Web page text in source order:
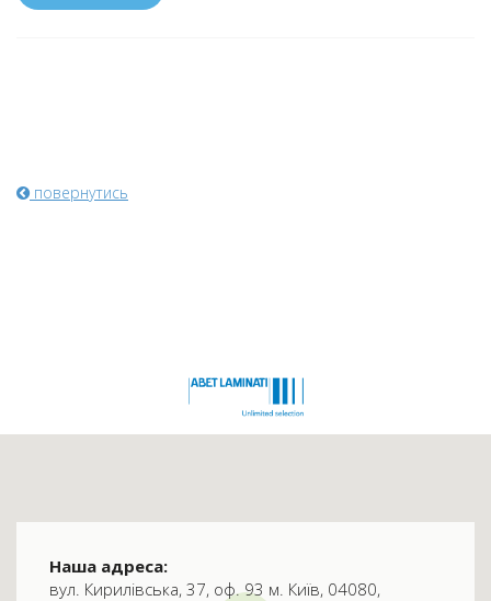
повернутись
Наша адреса:
вул. Кирилівська, 37, оф. 93 м. Київ, 04080,